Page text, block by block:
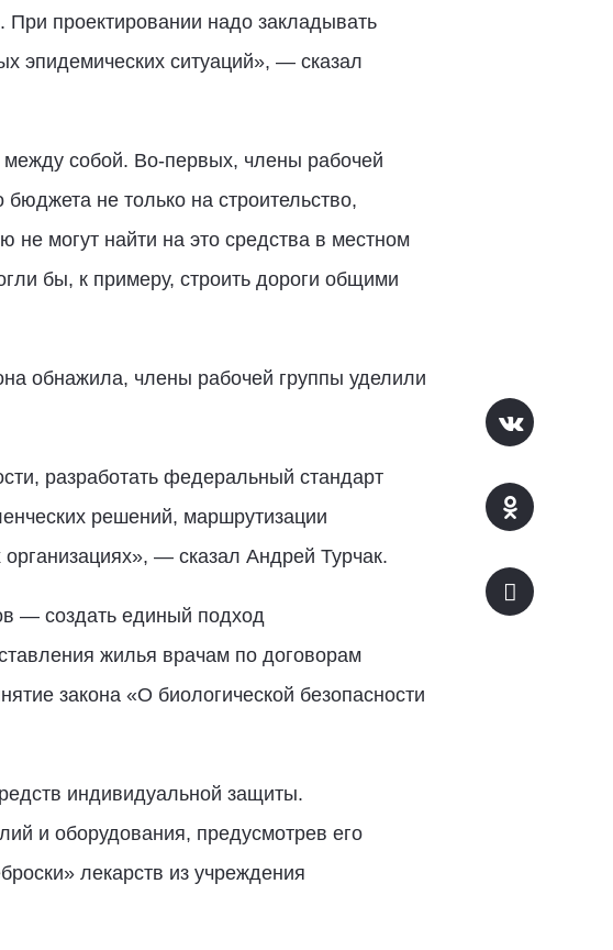
проектировании надо закладывать
эпидемических ситуаций», — сказал
собой. Во-первых, члены рабочей
не только на строительство,
не могут найти на это средства в местном
бы, к примеру, строить дороги общими
обнажила, члены рабочей группы уделили
разработать федеральный стандарт
решений, маршрутизации
— сказал Андрей Турчак.
— создать единый подход
жилья врачам по договорам
закона «О биологической безопасности
индивидуальной защиты.
и оборудования, предусмотрев его
лекарств из учреждения